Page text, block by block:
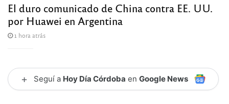
El duro comunicado de China contra EE. UU.
por Huawei en Argentina
1 hora atrás
+ Seguí a Hoy Día Córdoba en Google News